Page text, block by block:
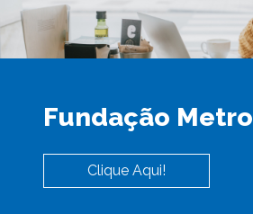
Fundação Metro
Clique Aqui!